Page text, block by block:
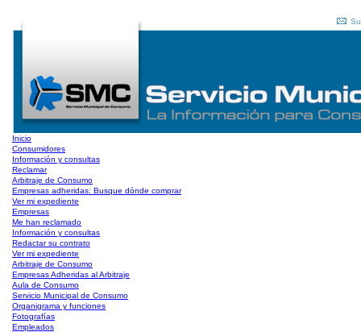
Inicio
Consumidores
Información y consultas
Reclamar
Arbitraje de Consumo
Empresas adheridas: Busque dónde comprar
Ver mi expediente
Empresas
Me han reclamado
Información y consultas
Redactar su contrato
Ver mi expediente
Arbitraje de Consumo
Empresas Adheridas al Arbitraje
Aula de Consumo
Servicio Municipal de Consumo
Organigrama y funciones
Fotografías
Empleados